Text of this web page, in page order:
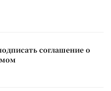
соглашение о